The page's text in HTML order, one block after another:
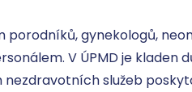
porodníků, gynekologů,
V ÚPMD je
služeb